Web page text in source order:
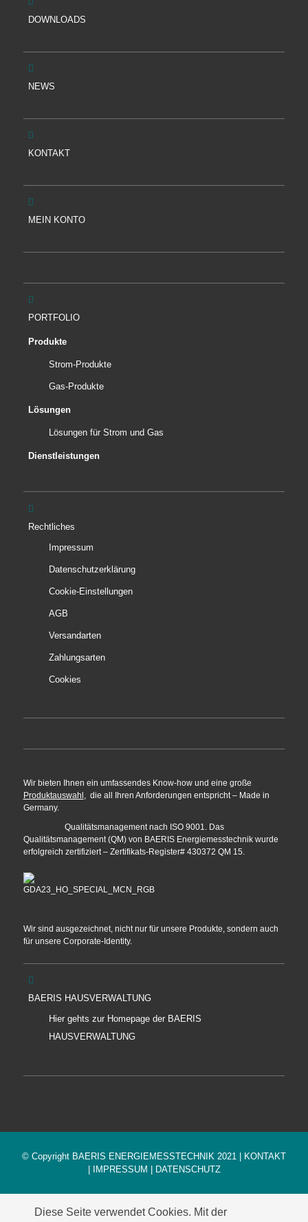
DOWNLOADS
NEWS
KONTAKT
MEIN KONTO
PORTFOLIO
Produkte
Strom-Produkte
Gas-Produkte
Lösungen
Lösungen für Strom und Gas
Dienstleistungen
Rechtliches
Impressum
Datenschutz­erklärung
Cookie-Einstellungen
AGB
Versandarten
Zahlungsarten
Cookies
Wir bieten Ihnen ein umfassendes Know-how und eine große
Produktauswahl, die all Ihren Anforderungen entspricht – Made in
Germany.
Qualitätsmanagement nach ISO 9001. Das
Qualitätsmanagement (QM) von BAERIS Energiemesstechnik wurde
erfolgreich zertifiziert – Zertifikats-Register# 430372 QM 15.
Wir sind ausgezeichnet, nicht nur für unsere Produkte, sondern auch
für unsere Corporate-Identity.
BAERIS HAUSVERWALTUNG
Hier gehts zur Homepage der BAERIS
HAUSVERWALTUNG
© Copyright BAERIS ENERGIEMESSTECHNIK 2021 |
KONTAKT
IMPRESSUM DATENSCHUTZ
Diese Seite verwendet Cookies. Mit der